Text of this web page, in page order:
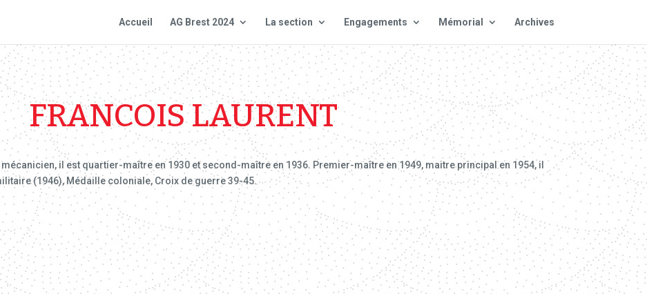
Accueil AG Brest 2024 La section Engagements Mémorial Archives
FRANCOIS LAURENT
il est quartier-maître en 1930 et second-maître en 1936. Premier-maître en 1949, maitre principal en 1954, il
(1946), Médaille coloniale, Croix de guerre 39-45.